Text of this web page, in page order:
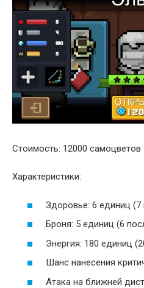
Стоимость: 12000 самоцветов
Характеристики:
Здоровье: 6 единиц (7
Броня: 5 единиц (6
Энергия: 180 единиц
Шанс нанесения
Атака на ближней